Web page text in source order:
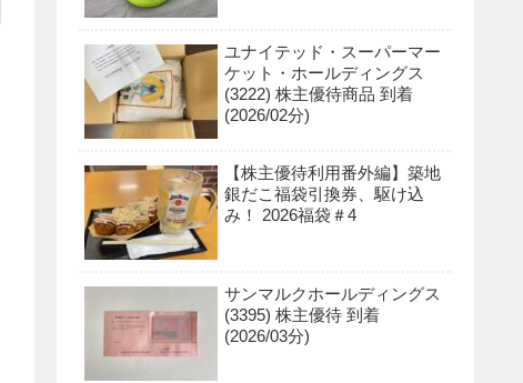
ユナイテッド・スーパーマー
ケット・ホールディングス
(3222) 株主優待商品 到着
(2026/02分)
【株主優待利用番外編】築地
銀だこ福袋引換券、駆け込
み！ 2026福袋＃4
サンマルクホールディングス
(3395) 株主優待 到着
(2026/03分)